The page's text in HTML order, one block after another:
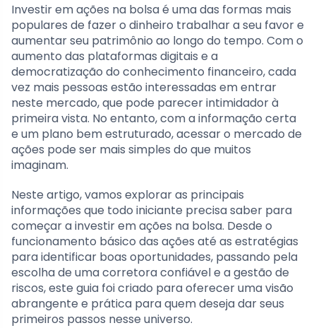
Investir em ações na bolsa é uma das formas mais
populares de fazer o dinheiro trabalhar a seu favor e
aumentar seu patrimônio ao longo do tempo. Com o
aumento das plataformas digitais e a
democratização do conhecimento financeiro, cada
vez mais pessoas estão interessadas em entrar
neste mercado, que pode parecer intimidador à
primeira vista. No entanto, com a informação certa
e um plano bem estruturado, acessar o mercado de
ações pode ser mais simples do que muitos
imaginam.
Neste artigo, vamos explorar as principais
informações que todo iniciante precisa saber para
começar a investir em ações na bolsa. Desde o
funcionamento básico das ações até as estratégias
para identificar boas oportunidades, passando pela
escolha de uma corretora confiável e a gestão de
riscos, este guia foi criado para oferecer uma visão
abrangente e prática para quem deseja dar seus
primeiros passos nesse universo.